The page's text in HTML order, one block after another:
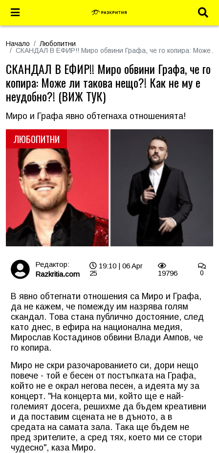
Начало
Любопитни
СКАНДАЛ В ЕФИР!! Миро обвини Графа, че го копира: Може
ЛЮБОПИТНИ
СКАНДАЛ В ЕФИР!! Миро обвини Графа, че го
копира: Може ли такова нещо?! Как не му е
неудобно?! (ВИЖ ТУК)
Миро и Графа явно обтегнаха отношенията!
Редактор:
Razkritia.com
19:10 | 06 Apr
25
19796 0
В явно обтегнати отношения са Миро и Графа,
да не кажем, че помежду им назрява голям
скандал. Това стана публично достояние, след
като днес, в ефира на национална медия,
Мирослав Костадинов обвини Влади Ампов, че
го копира.
Миро не скри разочарованието си, дори нещо
повече - той е бесен от постъпката на Графа,
който не е окрал негова песен, а идеята му за
концерт. "На концерта ми, който ще е най-
големият досега, решихме да бъдем креативни
и да поставим сцената не в дъното, а в
средата на самата зала. Така ще бъдем не
пред зрителите, а сред тях, което ми се стори
чудесно", каза Миро.